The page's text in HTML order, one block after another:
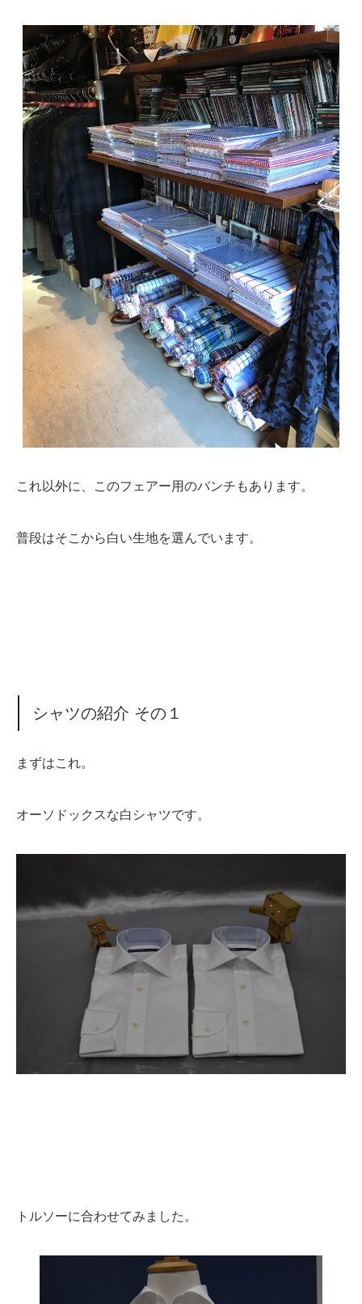
これ以外に、このフェアー用のバンチもあります。
普段はそこから白い生地を選んでいます。
シャツの紹介 その１
まずはこれ。
オーソドックスな白シャツです。
トルソーに合わせてみました。